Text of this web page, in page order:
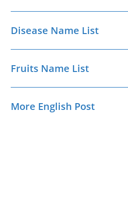
Disease Name List
Fruits Name List
More English Post